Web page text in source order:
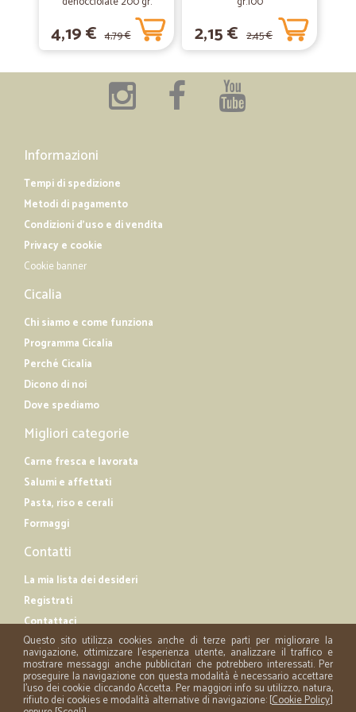
non trovo più neanche nei supermercati. Soddisfatta.
Tutto perfetto. Consegna veloce e accurata con imballo adeguato.
4,19 € 4,79 € 2,15 € 2,45 €
Informazioni
Tempi di spedizione
Metodi di pagamento
Condizioni d'uso e di vendita
Privacy e cookie
Cookie banner
Cicalia
Chi siamo e come funziona
Programma Cicalia
Perché Cicalia
Dicono di noi
Dove spediamo
Migliori categorie
Carne fresca e lavorata
Salumi e affettati
Pasta, riso e cerali
Formaggi
Contatti
La mia lista dei desideri
Registrati
Contattaci
Questo sito utilizza cookies anche di terze parti per migliorare la
navigazione, ottimizzare l'esperienza utente, analizzare il traffico e
mostrare messaggi anche pubblicitari che potrebbero interessati. Per
proseguire la navigazione con questa modalità è necessario accettare
l'uso dei cookie cliccando Accetta. Per maggiori info su utilizzo, natura,
rifiuto dei cookies e modalità alternative di navigazione: [Cookie Policy]